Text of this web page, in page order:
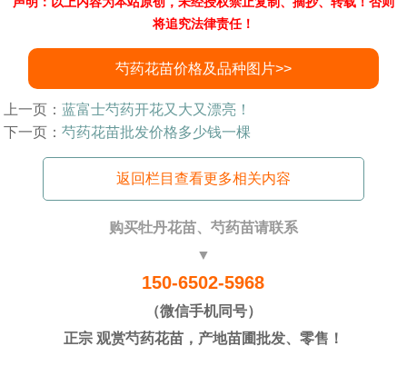
将追究法律责任！
芍药花苗价格及品种图片>>
上一页：蓝富士芍药开花又大又漂亮！
下一页：芍药花苗批发价格多少钱一棵
返回栏目查看更多相关内容
购买牡丹花苗、芍药苗请联系
▼
150-6502-5968
（微信手机同号）
正宗 观赏芍药花苗，产地苗圃批发、零售！